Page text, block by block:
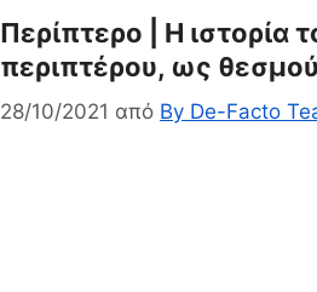
Περίπτερο | Η ιστορία
περιπτέρου, ως θεσμού
28/10/2021 από By De-Facto